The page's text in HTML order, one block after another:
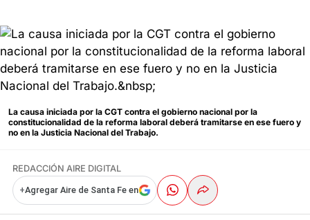
La causa iniciada por la CGT contra el gobierno nacional por la
constitucionalidad de la reforma laboral deberá tramitarse en ese fuero y
no en la Justicia Nacional del Trabajo.
REDACCIÓN AIRE DIGITAL
+Agregar Aire de Santa Fe en